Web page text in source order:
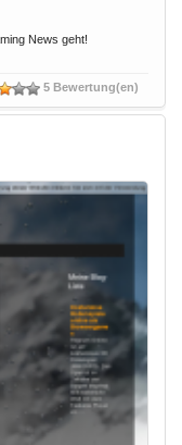
News geht!
5 Bewertung(en)